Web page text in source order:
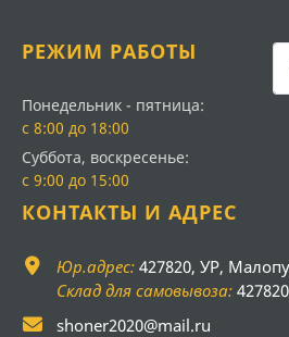
РЕЖИМ РАБОТЫ
Понедельник - пятница:
с 8:00 до 18:00
Суббота, воскресенье:
с 9:00 до 15:00
КОНТАКТЫ И АДРЕС
Юр.адрес: 427820, УР,
Склад для самовывоза:
shoner2020@mail.ru